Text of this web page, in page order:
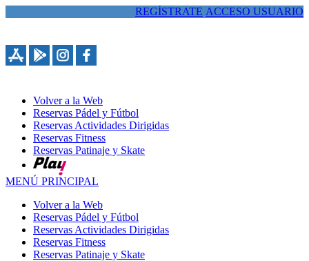
REGÍSTRATE ACCESO USUARIO
Volver a la Web
Reservas Pádel y Fútbol
Reservas Actividades Dirigidas
Reservas Fitness
Reservas Patinaje y Skate
MENÚ PRINCIPAL
Volver a la Web
Reservas Pádel y Fútbol
Reservas Actividades Dirigidas
Reservas Fitness
Reservas Patinaje y Skate